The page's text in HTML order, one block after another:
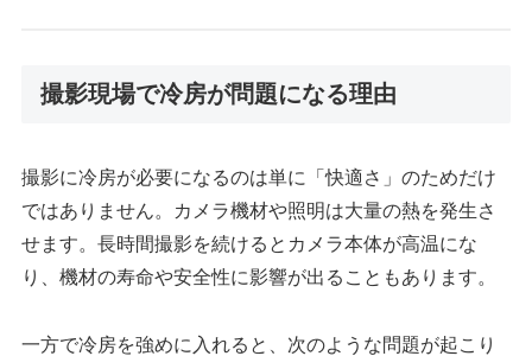
撮影現場で冷房が問題になる理由
撮影に冷房が必要になるのは単に「快適さ」のためだけ
ではありません。カメラ機材や照明は大量の熱を発生さ
せます。長時間撮影を続けるとカメラ本体が高温にな
り、機材の寿命や安全性に影響が出ることもあります。
一方で冷房を強めに入れると、次のような問題が起こり